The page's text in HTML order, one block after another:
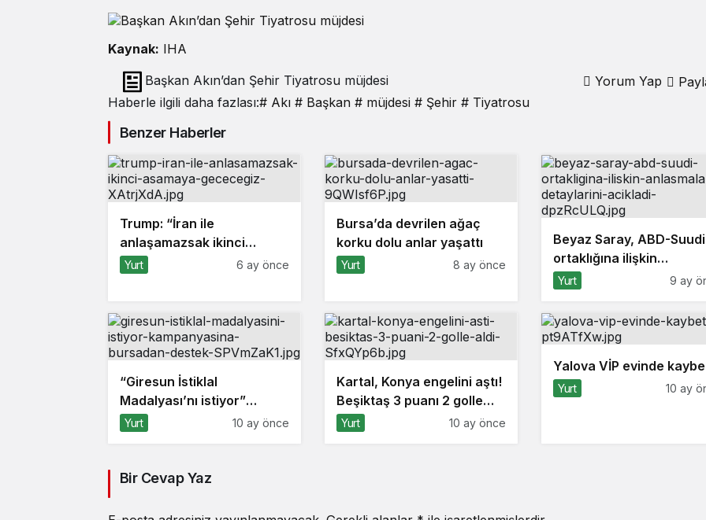
Kaynak: IHA
Başkan Akın’dan Şehir Tiyatrosu müjdesi Yorum Yap
Haberle ilgili daha fazlası:# Akı # Başkan # müjdesi # Şehir # Tiyatrosu
Benzer Haberler
Trump: “İran ile
anlaşamazsak ikinci
aşamaya geçeceğiz”
Yurt 6 ay önce
Bursa’da devrilen ağaç
korku dolu anlar yaşattı
Yurt 8 ay önce
Beyaz Saray, ABD-Suudi
ortaklığına ilişkin
anlaşmaların detaylarını
Yurt 9 ay
“Giresun İstiklal
Madalyası’nı istiyor”
kampanyasına Bursa’dan
Yurt 10 ay önce
Kartal, Konya engelini aştı!
Beşiktaş 3 puanı 2 golle
aldı
Yurt 10 ay önce
Yalova VİP evinde
Yurt 10 ay
Bir Cevap Yaz